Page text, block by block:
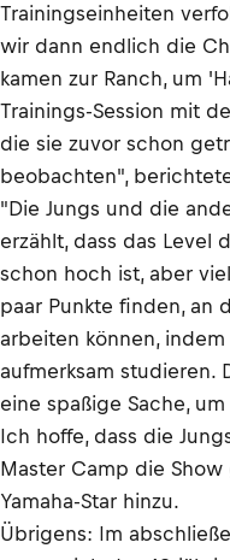
Trainingseinheiten
wir dann endlich die
kamen zur Ranch, um
Trainings-Session mit
die sie zuvor schon
beobachten",
"Die Jungs und die
erzählt, dass das Level
schon hoch ist, aber
paar Punkte finden, an
arbeiten können,
aufmerksam studieren.
eine spaßige Sache,
Ich hoffe, dass die
Master Camp die
Yamaha-Star hinzu.
Übrigens: Im